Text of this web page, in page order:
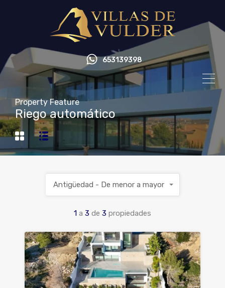
653139398
Property Feature
Riego automático
1 a 3 de 3 propiedades
Antigüedad - De menor a mayor